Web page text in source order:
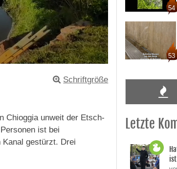
Schriftgröße
Chioggia unweit der Etsch-
ist bei
Kanal gestürzt. Drei
54
53
Letzte